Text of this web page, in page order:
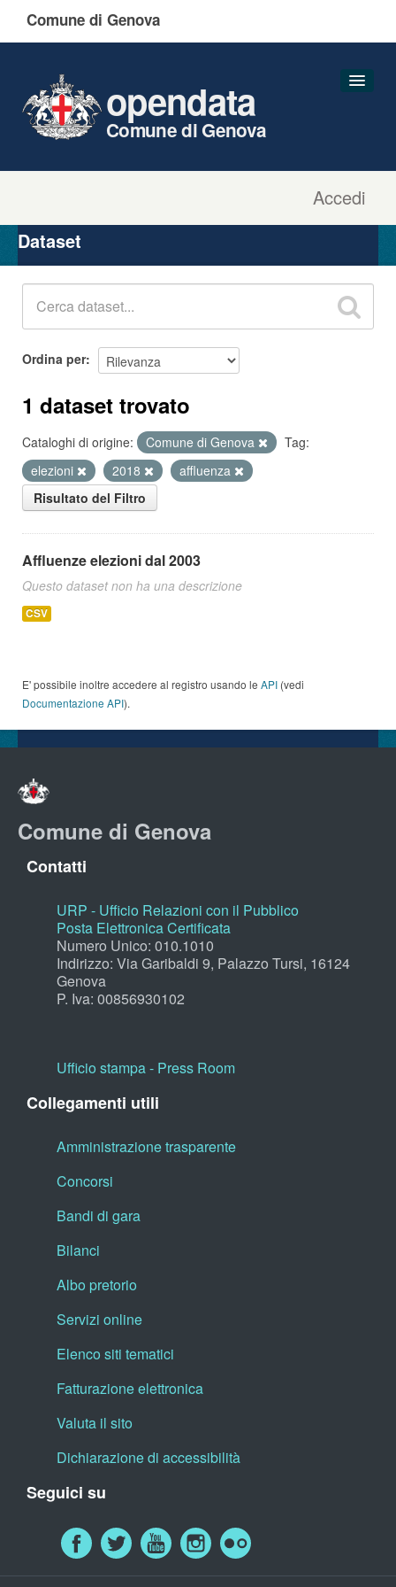
Comune di Genova
Accedi
opendata
Comune di Genova
Organizzazioni
Gruppi
Dataset
Ordina per
1 dataset trovato
Cataloghi di origine: Comune di Genova
Tag:
elezioni
2018
affluenza
Risultato del Filtro
Affluenze elezioni dal 2003
Questo dataset non ha una descrizione
CSV
E' possibile inoltre accedere al registro usando le API (vedi
Documentazione API).
Comune di Genova
Contatti
URP - Ufficio Relazioni con il Pubblico
Posta Elettronica Certificata
Numero Unico: 010.1010
Indirizzo: Via Garibaldi 9, Palazzo Tursi, 16124
Genova
P. Iva: 00856930102
Ufficio stampa - Press Room
Collegamenti utili
Amministrazione trasparente
Concorsi
Bandi di gara
Bilanci
Albo pretorio
Servizi online
Elenco siti tematici
Fatturazione elettronica
Valuta il sito
Dichiarazione di accessibilità
Seguici su